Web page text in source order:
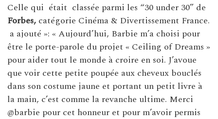
Celle qui était classée parmi les “30 under 30” de
Forbes, catégorie Cinéma & Divertissement France.
a ajouté »: « Aujourd’hui, Barbie m’a choisi pour
être le porte-parole du projet « Ceiling of Dreams »
pour aider tout le monde à croire en soi. J’avoue
que voir cette petite poupée aux cheveux bouclés
dans son costume jaune et portant un petit livre à
la main, c’est comme la revanche ultime. Merci
@barbie pour cet honneur et pour m’avoir permis